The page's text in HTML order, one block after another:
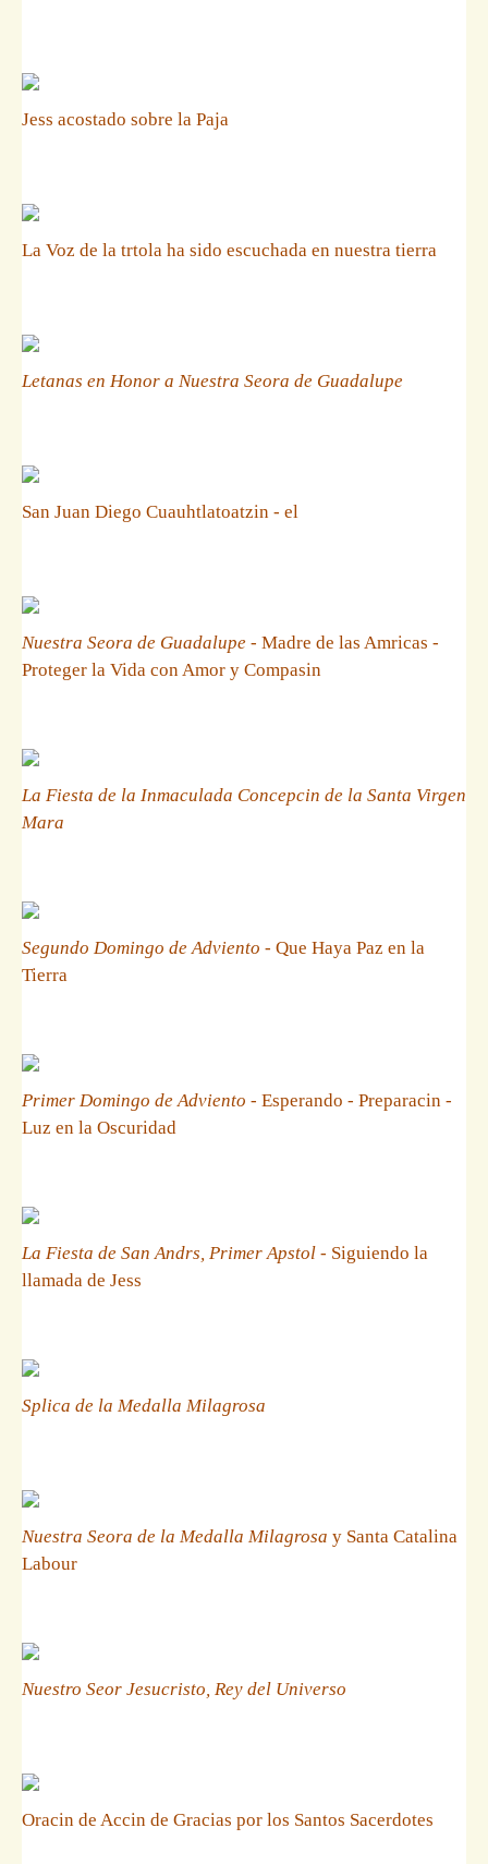
Jess acostado sobre la Paja
La Voz de la trtola ha sido escuchada en nuestra tierra
Letanas en Honor a Nuestra Seora de Guadalupe
San Juan Diego Cuauhtlatoatzin - el
Nuestra Seora de Guadalupe - Madre de las Amricas -
Proteger la Vida con Amor y Compasin
La Fiesta de la Inmaculada Concepcin de la Santa Virgen
Mara
Segundo Domingo de Adviento - Que Haya Paz en la
Tierra
Primer Domingo de Adviento - Esperando - Preparacin -
Luz en la Oscuridad
La Fiesta de San Andrs, Primer Apstol - Siguiendo la
llamada de Jess
Splica de la Medalla Milagrosa
Nuestra Seora de la Medalla Milagrosa y Santa Catalina
Labour
Nuestro Seor Jesucristo, Rey del Universo
Oracin de Accin de Gracias por los Santos Sacerdotes